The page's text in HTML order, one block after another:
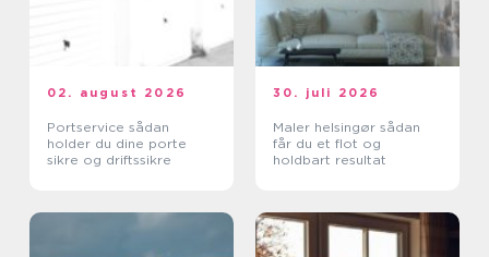
02. august 2026
Portservice sådan
holder du dine porte
sikre og driftssikre
30. juli 2026
Maler helsingør sådan
får du et flot og
holdbart resultat